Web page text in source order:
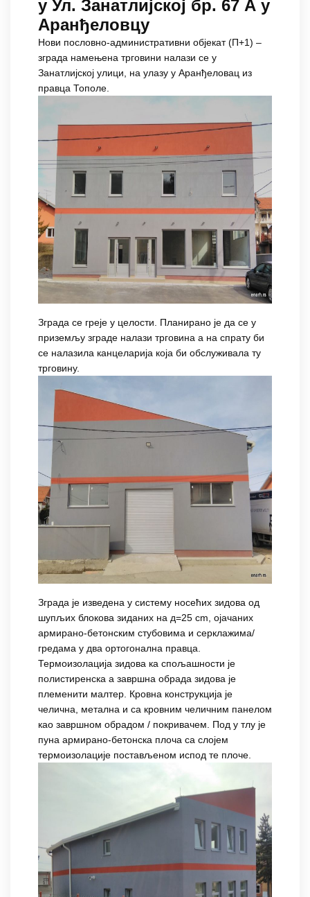
у Ул. Занатлијској бр. 67 А у
Аранђеловцу
Нови пословно-административни објекат (П+1) –
зграда намењена трговини налази се у
Занатлијској улици, на улазу у Аранђеловац из
правца Тополе.
Зграда се греје у целости. Планирано је да се у
приземљу зграде налази трговина а на спрату би
се налазила канцеларија која би обслуживала ту
трговину.
Зграда је изведена у систему носећих зидова од
шупљих блокова зиданих на д=25 cm, ојачаних
армирано-бетонским стубовима и серклажима/
гредама у два ортогонална правца.
Термоизолација зидова ка спољашности је
полистиренска а завршна обрада зидова је
племенити малтер. Кровна конструкција је
челична, метална и са кровним челичним панелом
као завршном обрадом / покривачем. Под у тлу је
пуна армирано-бетонска плоча са слојем
термоизолације постављеном испод те плоче.